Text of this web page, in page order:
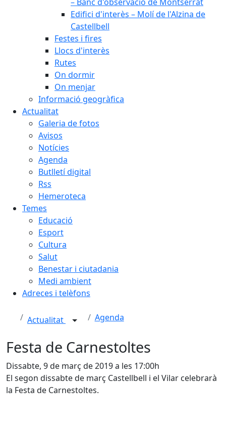
Edifici d'interès – Molí de l'Alzina de
Castellbell
Festes i fires
Llocs d'interès
Rutes
On dormir
On menjar
Informació geogràfica
Actualitat
Galeria de fotos
Avisos
Notícies
Agenda
Butlletí digital
Rss
Hemeroteca
Temes
Educació
Esport
Cultura
Salut
Benestar i ciutadania
Medi ambient
Adreces i telèfons
Actualitat Agenda
Festa de Carnestoltes
Dissabte, 9 de març de 2019 a les 17:00h
El segon dissabte de març Castellbell i el Vilar celebrarà
la Festa de Carnestoltes.